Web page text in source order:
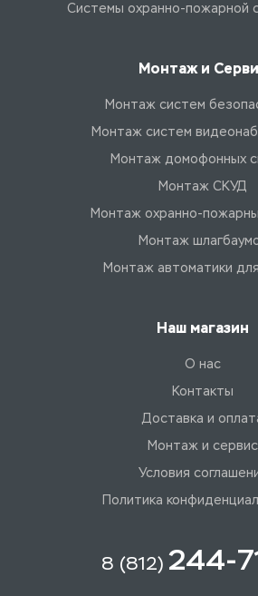
Системы охранно-пожарной
Монтаж и
Монтаж систем
Монтаж систем
Монтаж домофонных
Монтаж СКУД
Монтаж охранно-
Монтаж
Монтаж автоматики
Наш магазин
О нас
Контакты
Доставка и
Монтаж и сервис
Условия
Политика
8 (812) 244-